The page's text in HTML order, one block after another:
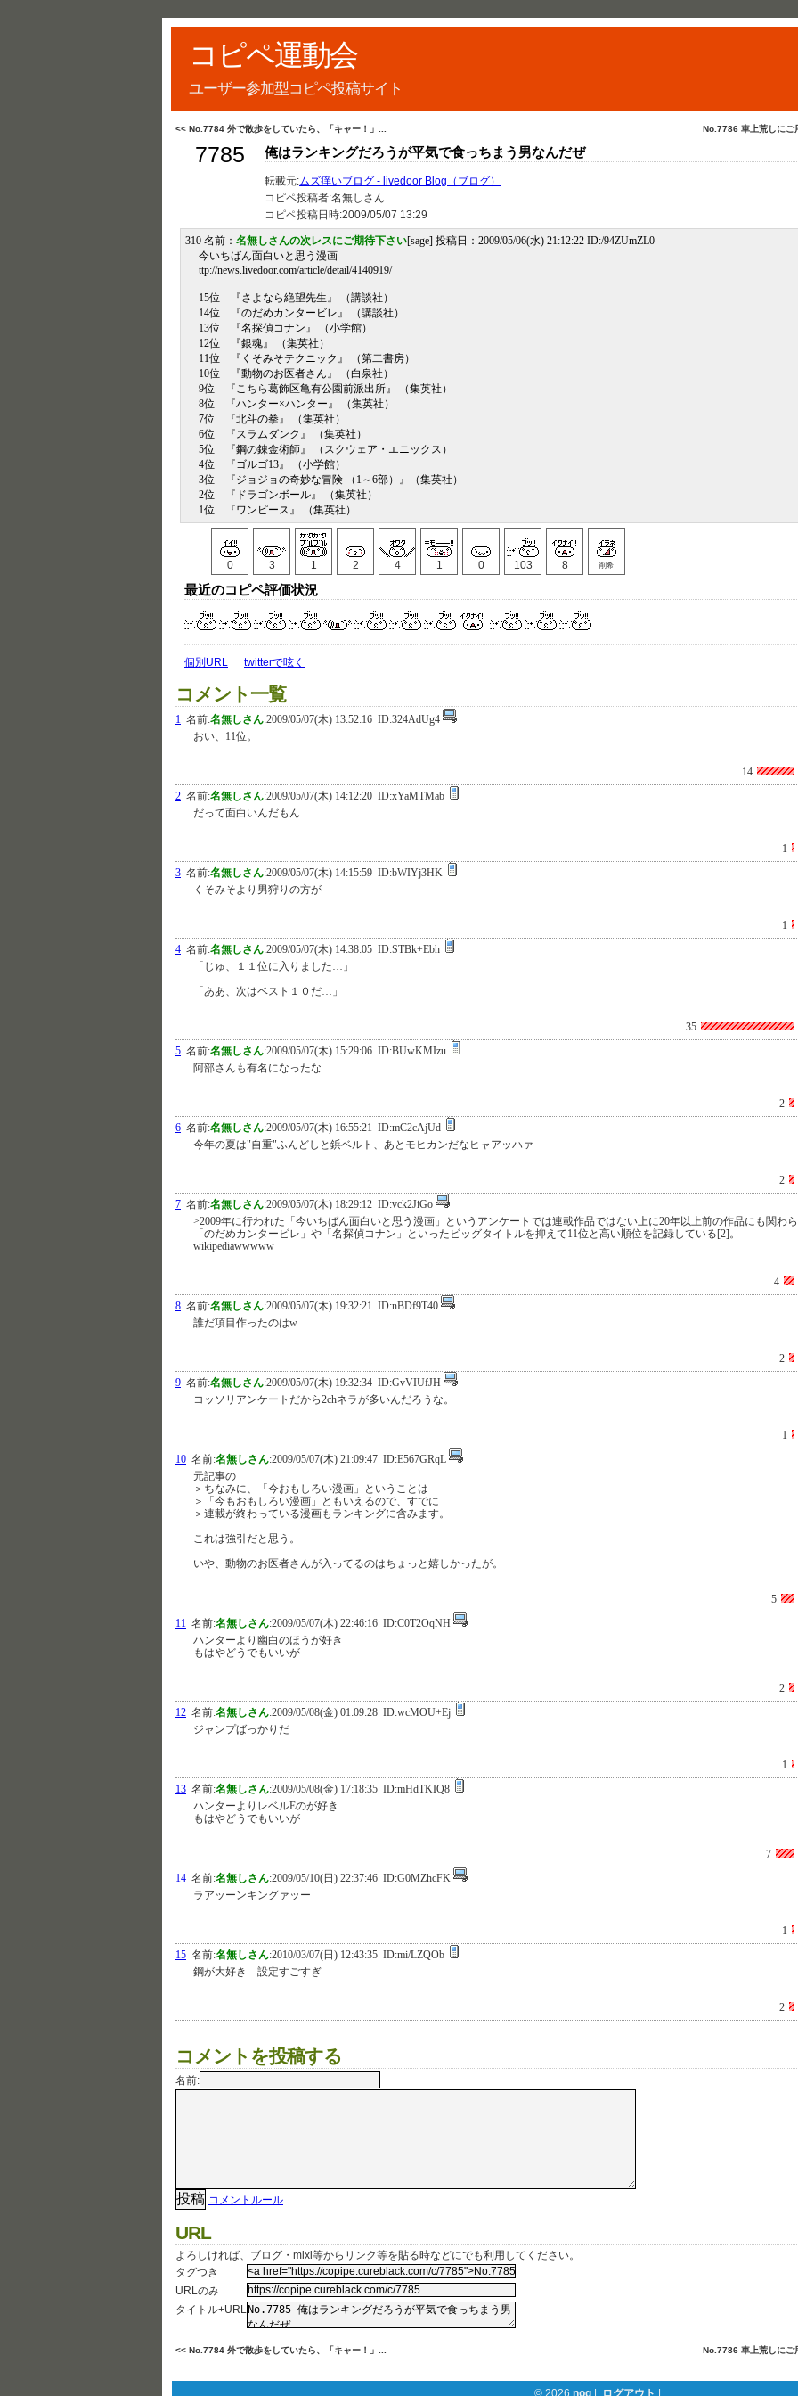
コピペ運動会
ユーザー参加型コピペ投稿サイト
No.7786 車上荒しにご
<< No.7784 外で散歩をしていたら、「キャー！」...
7785 俺はランキングだろうが平気で食っちまう男なんだぜ
転載元:ムズ痒いブログ - livedoor Blog（ブログ）
コピペ投稿者:名無しさん
コピペ投稿日時:2009/05/07 13:29
310 名前： 名無しさんの次レスにご期待下さい[sage] 投稿日：2009/05/06(水) 21:12:22 ID:/94ZUmZL0
今いちばん面白いと思う漫画
ttp://news.livedoor.com/article/detail/4140919/
15位 『さよなら絶望先生』 （講談社）
14位 『のだめカンタービレ』 （講談社）
13位 『名探偵コナン』 （小学館）
12位 『銀魂』 （集英社）
11位 『くそみそテクニック』 （第二書房）
10位 『動物のお医者さん』 （白泉社）
9位 『こちら葛飾区亀有公園前派出所』 （集英社）
8位 『ハンター×ハンター』 （集英社）
7位 『北斗の拳』 （集英社）
6位 『スラムダンク』 （集英社）
5位 『鋼の錬金術師』 （スクウェア・エニックス）
4位 『ゴルゴ13』 （小学館）
3位 『ジョジョの奇妙な冒険 （1～6部）』（集英社）
2位 『ドラゴンボール』 （集英社）
1位 『ワンピース』 （集英社）
0 3 1 2 4 1 0 103 8 削希
最近のコピペ評価状況
個別URL twitterで呟く
コメント一覧
1 名前:名無しさん:2009/05/07(木) 13:52:16 ID:324AdUg4
おい、11位。
14
2 名前:名無しさん:2009/05/07(木) 14:12:20 ID:xYaMTMab
だって面白いんだもん
1
3 名前:名無しさん:2009/05/07(木) 14:15:59 ID:bWIYj3HK
くそみそより男狩りの方が
1
4 名前:名無しさん:2009/05/07(木) 14:38:05 ID:STBk+Ebh
「じゅ、１１位に入りました…」
「ああ、次はベスト１０だ…」
35
5 名前:名無しさん:2009/05/07(木) 15:29:06 ID:BUwKMIzu
阿部さんも有名になったな
2
6 名前:名無しさん:2009/05/07(木) 16:55:21 ID:mC2cAjUd
今年の夏は"自重"ふんどしと鋲ベルト、あとモヒカンだなヒャアッハァ
2
7 名前:名無しさん:2009/05/07(木) 18:29:12 ID:vck2JiGo
>2009年に行われた「今いちばん面白いと思う漫画」というアンケートでは連載作品ではない上に20年以上前の作品にも関わ
「のだめカンタービレ」や「名探偵コナン」といったビッグタイトルを抑えて11位と高い順位を記録している[2]。
wikipediawwwww
4
8 名前:名無しさん:2009/05/07(木) 19:32:21 ID:nBDf9T40
誰だ項目作ったのはw
2
9 名前:名無しさん:2009/05/07(木) 19:32:34 ID:GvVIUfJH
コッソリアンケートだから2chネラが多いんだろうな。
1
10 名前:名無しさん:2009/05/07(木) 21:09:47 ID:E567GRqL
元記事の
＞ちなみに、「今おもしろい漫画」ということは
＞「今もおもしろい漫画」ともいえるので、すでに
＞連載が終わっている漫画もランキングに含みます。
これは強引だと思う。
いや、動物のお医者さんが入ってるのはちょっと嬉しかったが。
5
11 名前:名無しさん:2009/05/07(木) 22:46:16 ID:C0T2OqNH
ハンターより幽白のほうが好き
もはやどうでもいいが
2
12 名前:名無しさん:2009/05/08(金) 01:09:28 ID:wcMOU+Ej
ジャンプばっかりだ
1
13 名前:名無しさん:2009/05/08(金) 17:18:35 ID:mHdTKIQ8
ハンターよりレベルEのが好き
もはやどうでもいいが
7
14 名前:名無しさん:2009/05/10(日) 22:37:46 ID:G0MZhcFK
ラアッーンキングァッー
1
15 名前:名無しさん:2010/03/07(日) 12:43:35 ID:mi/LZQOb
鋼が大好き 設定すごすぎ
2
コメントを投稿する
名前:
コメントルール
URL
よろしければ、ブログ・mixi等からリンク等を貼る時などにでも利用してください。
タグつき
URLのみ
タイトル+URL
No.7786 車上荒しにご
<< No.7784 外で散歩をしていたら、「キャー！」...
© 2026 nog| ログアウト